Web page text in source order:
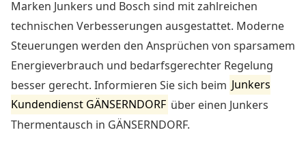
Marken Junkers und Bosch sind mit zahlreichen
technischen Verbesserungen ausgestattet. Moderne
Steuerungen werden den Ansprüchen von sparsamem
Energieverbrauch und bedarfsgerechter Regelung
besser gerecht. Informieren Sie sich beim Junkers
Kundendienst GÄNSERNDORF über einen Junkers
Thermentausch in GÄNSERNDORF.